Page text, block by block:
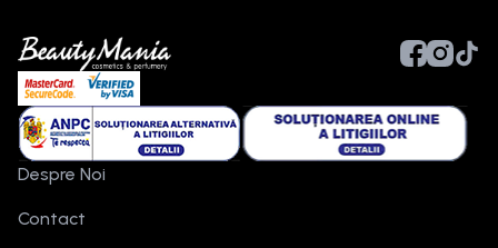
Despre Noi
Contact